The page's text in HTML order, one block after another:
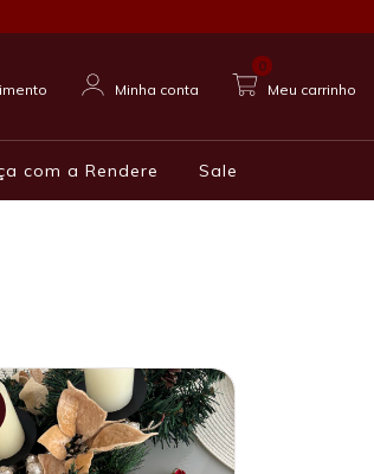
Minha conta Meu carrinho
0
com a Rendere Sale